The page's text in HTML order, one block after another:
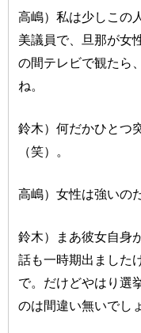
高嶋）私は少しこの
美議員で、旦那が女
の間テレビで観たら
ね。
鈴木）何だかひとつ
（笑）。
高嶋）女性は強いの
鈴木）まあ彼女自身
話も一時期出ました
で。だけどやはり選
のは間違い無いでし